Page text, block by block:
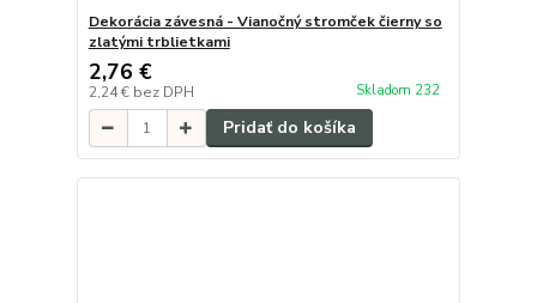
Dekorácia závesná - Vianočný stromček čierny so
zlatými trblietkami
2,76 €
2,24 € bez DPH Skladom 232
Pridať do košíka